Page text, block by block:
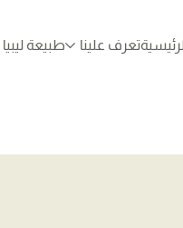
تعرف علينا طبيعة ليبيا